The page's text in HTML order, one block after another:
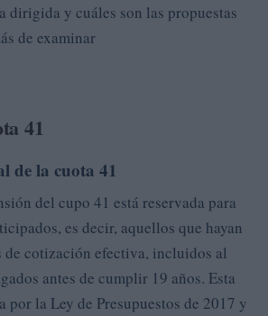
dirigida y cuáles son las propuestas
de examinar
41
de la cuota 41
del cupo 41 está reservada para
es decir, aquellos que hayan
de cotización efectiva, incluidos al
antes de cumplir 19 años. Esta
por la Ley de Presupuestos de 2017 y